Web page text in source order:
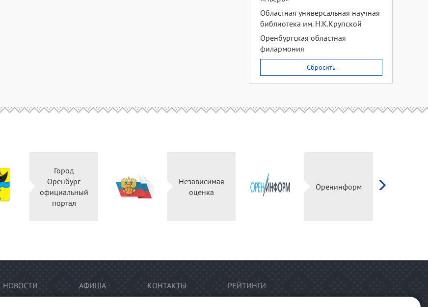
Областная универсальная научная
библиотека им. Н.К.Крупской
Оренбургская областная
филармония
Сбросить
Город
Оренбург
официальный
портал
Независимая
оценка
Оренинформ
НОВОСТИ АФИША КОНТАКТЫ РЕЙТИНГИ